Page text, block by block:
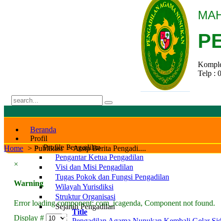
Telp :
Beranda
Profil
Profile Pengadilan
Pengantar Ketua Pengadilan
Visi dan Misi Pengadilan
Tugas Pokok dan Fungsi Pengadilan
Wilayah Yurisdiksi
Struktur Organisasi
Sejarah Pengadilan
Tanggal Pembentukan Pengadilan Agama Nunukan
Home > Publikasi >Arsip Berita Pengadi....
×
Warning
Error loading component: com_icagenda, Component not found.
Display #
Title